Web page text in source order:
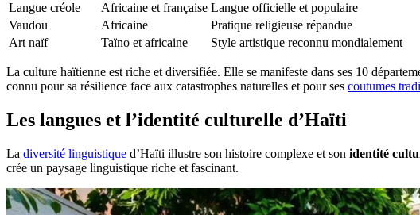
Langue créole
Africaine et française Langue officielle et populaire
Vaudou
Africaine
Pratique religieuse répandue
Art naïf
Taïno et africaine Style artistique reconnu mondialement
La culture haïtienne est riche et diversifiée. Elle se manifeste dans ses 10
connu pour sa résilience face aux catastrophes naturelles et pour ses coutumes
Les langues et l’identité culturelle d’Haïti
La diversité linguistique d’Haïti illustre son histoire complexe et son identité
crée un paysage linguistique riche et fascinant.